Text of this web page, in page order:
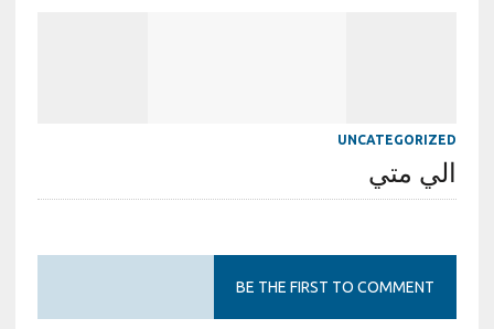
UNCATEGORIZED
الي متي
BE THE FIRST TO COMMENT